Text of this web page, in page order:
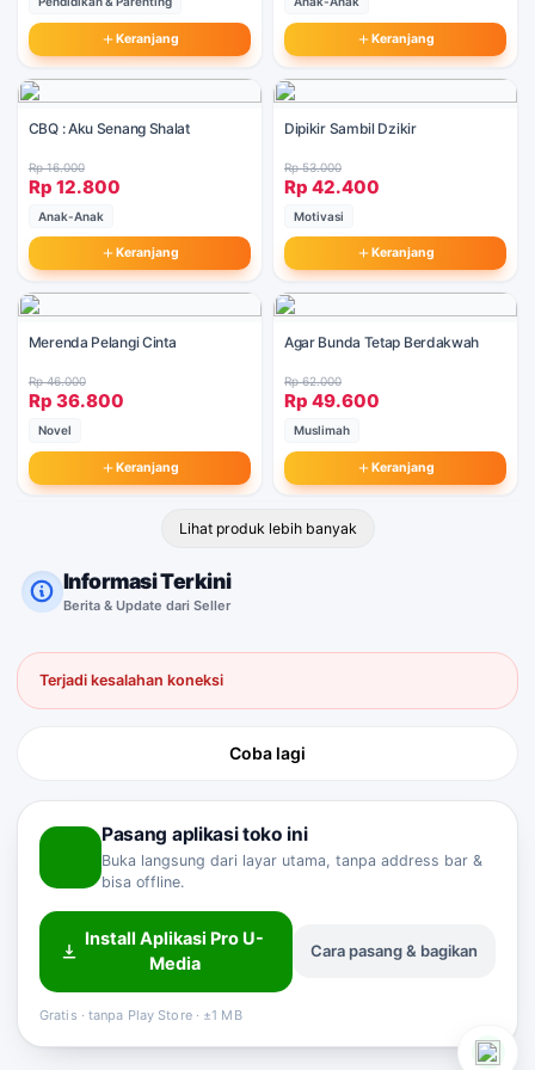
Keranjang Keranjang
CBQ : Aku Senang Shalat
Rp 16.000
Rp 12.800
Anak-Anak
Keranjang
Dipikir Sambil Dzikir
Rp 53.000
Rp 42.400
Motivasi
Keranjang
Merenda Pelangi Cinta
Rp 46.000
Rp 36.800
Novel
Keranjang
Agar Bunda Tetap Berdakwah
Rp 62.000
Rp 49.600
Muslimah
Keranjang
Lihat produk lebih banyak
Informasi Terkini
Berita & Update dari Seller
Terjadi kesalahan koneksi
Coba lagi
Sahabat Pro-U
Pasang aplikasi toko ini
Buka langsung dari layar utama, tanpa address bar &
bisa offline.
Install Aplikasi Pro U-
Media
Cara pasang & bagikan
Gratis · tanpa Play Store · ±1 MB